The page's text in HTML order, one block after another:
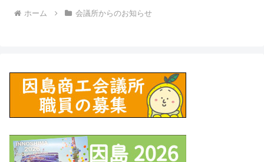
ホーム 会議所からのお知らせ